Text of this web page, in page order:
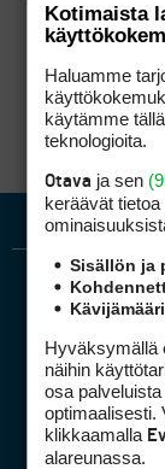
Kotimaista
Haluamme
käytämme
teknologioita.
Otava ja sen
keräävät
Sisällön ja
Hyväksymällä
näihin
osa
optimaalisesti.
klikkaamalla
alareunassa.